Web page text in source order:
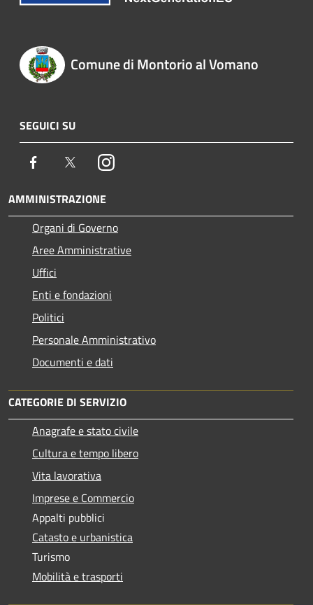
Comune di Montorio al Vomano
SEGUICI SU
Facebook TwitterInstagram
AMMINISTRAZIONE
Organi di Governo
Aree Amministrative
Uffici
Enti e fondazioni
Politici
Personale Amministrativo
Documenti e dati
CATEGORIE DI SERVIZIO
Anagrafe e stato civile
Cultura e tempo libero
Vita lavorativa
Imprese e Commercio
Appalti pubblici
Catasto e urbanistica
Turismo
Mobilità e trasporti